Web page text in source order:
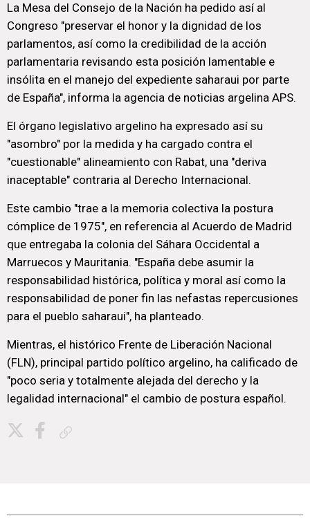
La Mesa del Consejo de la Nación ha pedido así al
Congreso "preservar el honor y la dignidad de los
parlamentos, así como la credibilidad de la acción
parlamentaria revisando esta posición lamentable e
insólita en el manejo del expediente saharaui por parte
de España", informa la agencia de noticias argelina APS.
El órgano legislativo argelino ha expresado así su
"asombro" por la medida y ha cargado contra el
"cuestionable" alineamiento con Rabat, una "deriva
inaceptable" contraria al Derecho Internacional.
Este cambio "trae a la memoria colectiva la postura
cómplice de 1975", en referencia al Acuerdo de Madrid
que entregaba la colonia del Sáhara Occidental a
Marruecos y Mauritania. "España debe asumir la
responsabilidad histórica, política y moral así como la
responsabilidad de poner fin las nefastas repercusiones
para el pueblo saharaui", ha planteado.
Mientras, el histórico Frente de Liberación Nacional
(FLN), principal partido político argelino, ha calificado de
"poco seria y totalmente alejada del derecho y la
legalidad internacional" el cambio de postura español.